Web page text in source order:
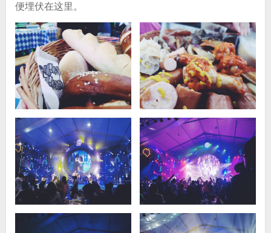
便埋伏在这里。